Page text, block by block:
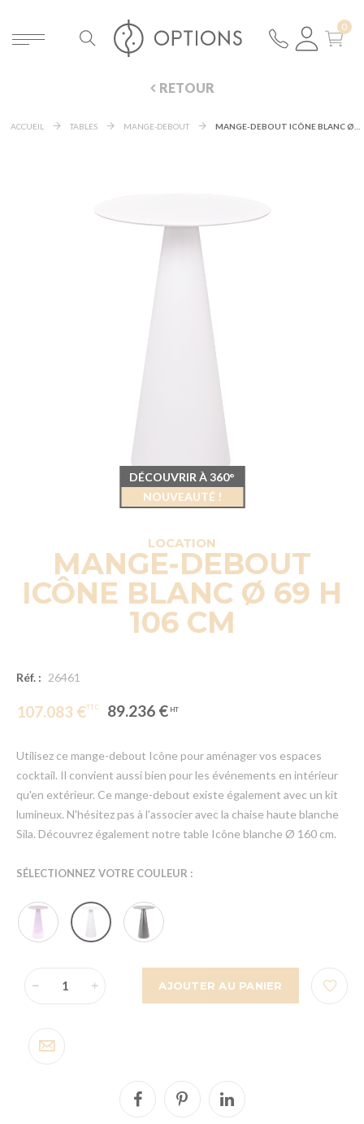
RETOUR
ACCUEIL TABLES MANGE-DEBOUT
LOCATION
MANGE-DEBOUT
ICÔNE BLANC Ø 69 H
106 CM
Réf. : 26461
107.083 € 89.236 €
Utilisez ce mange-debout Icône pour aménager vos espaces
cocktail. Il convient aussi bien pour les événements en intérieur
qu'en extérieur. Ce mange-debout existe également avec un kit
lumineux. N'hésitez pas à l'associer avec la chaise haute blanche
Sila. Découvrez également notre table Icône blanche Ø 160 cm.
SÉLECTIONNEZ VOTRE COULEUR :
AJOUTER AU PANIER
DÉCOUVRIR À 360°
NOUVEAUTÉ !